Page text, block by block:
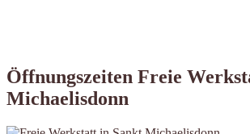
Öffnungszeiten Freie
Michaelisdonn